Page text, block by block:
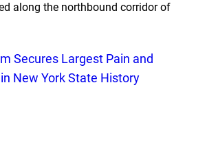
along the northbound corridor of